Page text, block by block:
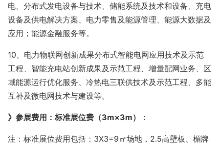
电、分布式发电设备与技术、储能系统及技术和设备、充电
设备及供电解决方案、电力零售及能源管理、能源大数据及
应用；能源金融服务等。
10、电力物联网创新成果分布式智能电网应用技术及示范
工程、智能充电站创新成果及示范工程、增量配网业务、区
域能源运行优化服务、冷热电三联供技术及示范工程、多能
互补及微电网技术与建设等。
》参展费用 ：标准展位费（3m×3m）：
注：标准展位费用包括： 3X3=9㎡场地，2.5高壁板、楣牌